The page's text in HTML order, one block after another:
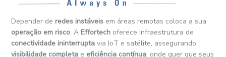
Depender de redes instáveis em áreas remotas coloca a sua
operação em risco. A Effortech oferece infraestrutura de
conectividade ininterrupta via IoT e satélite, assegurando
visibilidade completa e eficiência contínua, onde quer que seus